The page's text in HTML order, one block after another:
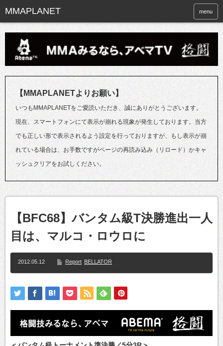
menu
【MMAPLANETよりお願い】
いつもMMAPLANETをご愛読いただき、誠にありがとうございます。
現在、スマートフォンにて表示が崩れる現象が発生しております。当方
でも正しい形で表示されるよう設定を行っておりますが、もし表示が崩
れている場合は、お手数ですがページの再読み込み（リロード）かキャ
ッシュクリアをお試しください。
【BFC68】バンタム級T決勝進出一人
目は、マルコ・ロウロに
2012.05.12 Report BELLATOR